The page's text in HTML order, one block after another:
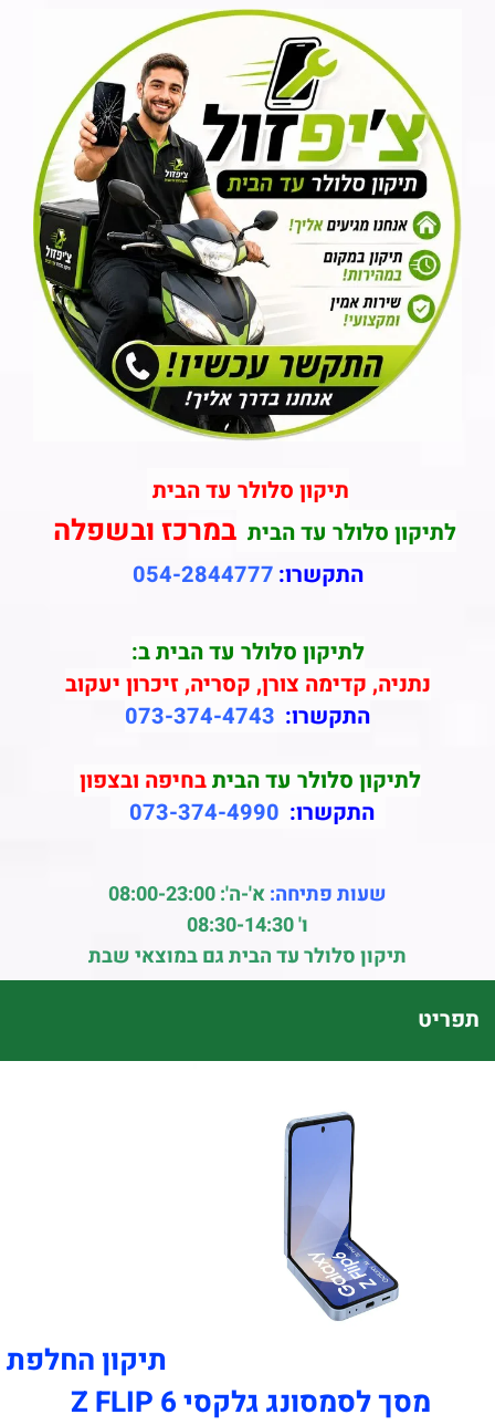
תיקון סלולר עד הבית
לתיקון סלולר עד הביתבמרכז ובשפלה
התקשרו: 054-2844777
לתיקון סלולר עד הבית ב:
נתניה, קדימה צורן, קסריה, זיכרון יעקוב
התקשרו: 073-374-4743
לתיקון סלולר עד הביתבחיפה ובצפון
התקשרו: 073-374-4990
שעות פתיחה:א'-ה': 08:00-23:00
ו' 08:30-14:30
תיקון סלולר עד הבית גם במוצאי שבת
תפריט
תיקון החלפת
מסך לסמסונג גלקסי Z FLIP 6